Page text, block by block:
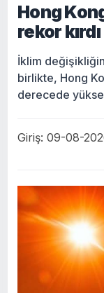
Hong
rekor kırdı
İklim
birlikte, Hong
derecede
Giriş: 09-08-